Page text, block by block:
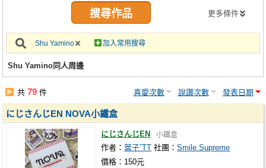
攤位轉讓區
會員功能選單
註冊會員
更多條件
Shu Yamino 加入常用搜尋
Shu Yamino同人周邊
共79 件 喜愛次數 說讚次數 發表日期
にじさんじEN NOVA小鐵盒
にじさんじEN 小鐵盒
作者：葉子ˇTT 社團：Smile.Supreme
價格：150元